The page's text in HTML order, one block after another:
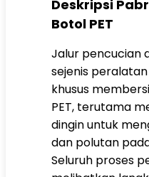
Deskripsi
Botol PET
Jalur pencucian
sejenis
khusus
PET, terutama
dingin untuk
dan polutan
Seluruh proses